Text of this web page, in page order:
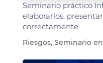
Seminario práctico
elaborarlos,
correctamente
Riesgos, Seminario